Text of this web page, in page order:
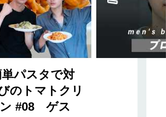
単パスタで対
のトマトクリ
ン #08 ゲス